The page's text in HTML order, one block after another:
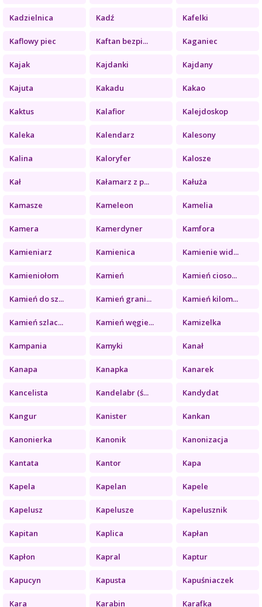
Kadzielnica Kadź Kafelki
Kaflowy piec Kaftan bezpi... Kaganiec
Kajak Kajdanki Kajdany
Kajuta Kakadu Kakao
Kaktus Kalafior Kalejdoskop
Kaleka Kalendarz Kalesony
Kalina Kaloryfer Kalosze
Kał Kałamarz z p... Kałuża
Kamasze Kameleon Kamelia
Kamera Kamerdyner Kamfora
Kamieniarz Kamienica Kamienie wid...
Kamieniołom Kamień Kamień cioso...
Kamień do sz... Kamień grani... Kamień kilom...
Kamień szlac... Kamień węgie... Kamizelka
Kampania Kamyki Kanał
Kanapa Kanapka Kanarek
Kancelista Kandelabr (ś... Kandydat
Kangur Kanister Kankan
Kanonierka Kanonik Kanonizacja
Kantata Kantor Kapa
Kapela Kapelan Kapele
Kapelusz Kapelusze Kapelusznik
Kapitan Kaplica Kapłan
Kapłon Kapral Kaptur
Kapucyn Kapusta Kapuśniaczek
Kara Karabin Karafka